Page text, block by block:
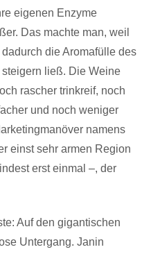
eigenen Enzyme
Das machte man, weil
die Aromafülle des
ließ. Die Weine
rascher trinkreif, noch
und noch weniger
namens
einst sehr armen Region
erst einmal –, der
Auf den gigantischen
Untergang. Janin